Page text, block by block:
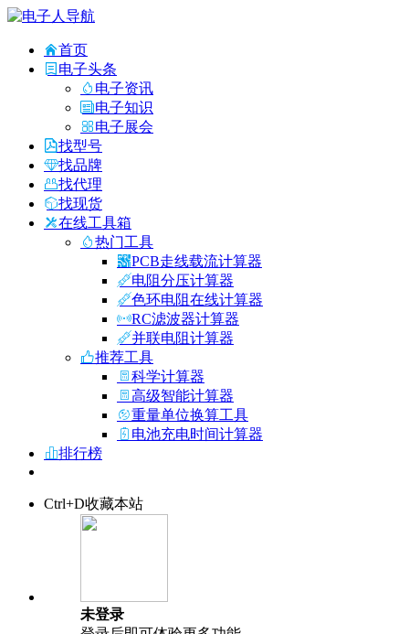
首页
电子头条
电子资讯
电子知识
电子展会
找型号
找品牌
找代理
找现货
在线工具箱
热门工具
PCB走线载流计算器
电阻分压计算器
色环电阻在线计算器
RC滤波器计算器
并联电阻计算器
推荐工具
科学计算器
高级智能计算器
重量单位换算工具
电池充电时间计算器
排行榜
Ctrl+D收藏本站
未登录